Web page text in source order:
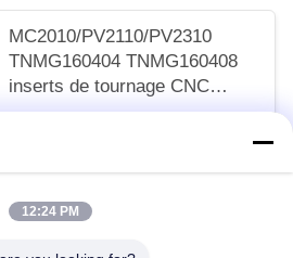
MC2010/PV2110/PV2310
TNMG160404 TNMG160408
inserts de tournage CNC
inserts de tournage Cermet
12:24 PM